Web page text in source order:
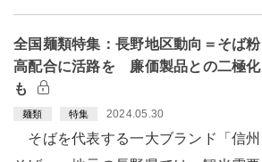
全国麺類特集：長野地区動向＝そば粉
高配合に活路を 廉価製品との二極化
も
麺類 特集 2024.05.30
そばを代表する一大ブランド「信州